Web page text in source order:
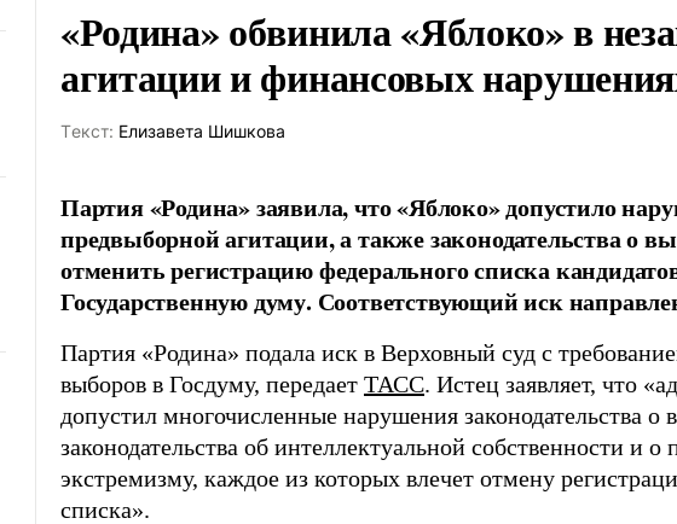
«Родина» обвинила «Яблоко» в
агитации и финансовых
Tекст: Елизавета Шишкова
Партия «Родина» заявила, что «Яблоко» допустило
предвыборной агитации, а также законодательства о
отменить регистрацию федерального списка
Государственную думу. Соответствующий иск
Партия «Родина» подала иск в Верховный суд с
выборов в Госдуму, передает ТАСС. Истец заявляет, что
допустил многочисленные нарушения законодательства о
законодательства об интеллектуальной собственности и о
экстремизму, каждое из которых влечет отмену
списка».